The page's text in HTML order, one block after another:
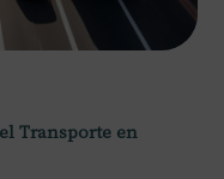
Transporte en